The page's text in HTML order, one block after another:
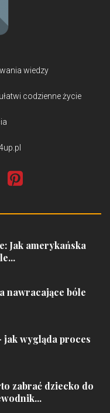
wiedzy
codzienne życie
Jak amerykańska
nawracające bóle
wygląda proces
zabrać dziecko do